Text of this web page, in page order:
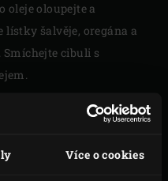
Více o cookies
oleje oloupejte a
šalvěje, oregána a
cibuli s